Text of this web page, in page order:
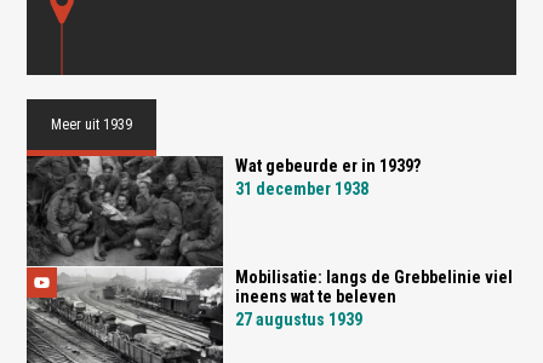
Meer uit 1939
Wat gebeurde er in 1939?
31 december 1938
Mobilisatie: langs de Grebbelinie viel
ineens wat te beleven
27 augustus 1939